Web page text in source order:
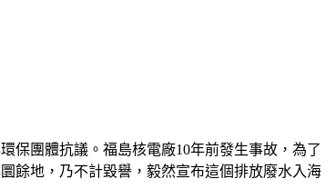
保團體抗議。福島核電廠10年前發生事故，為了
餘地，乃不計毀譽，毅然宣布這個排放廢水入海